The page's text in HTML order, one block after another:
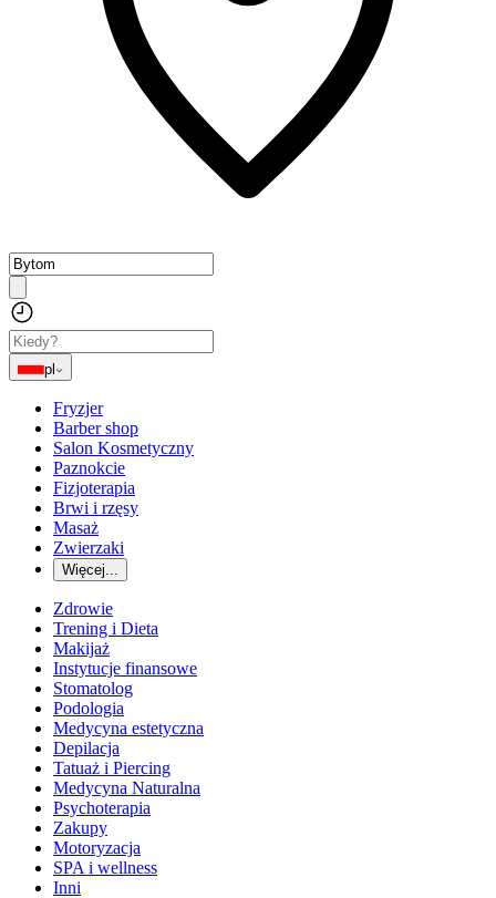
pl
Fryzjer
Barber shop
Salon Kosmetyczny
Paznokcie
Fizjoterapia
Brwi i rzęsy
Masaż
Zwierzaki
Więcej...
Zdrowie
Trening i Dieta
Makijaż
Instytucje finansowe
Stomatolog
Podologia
Medycyna estetyczna
Depilacja
Tatuaż i Piercing
Medycyna Naturalna
Psychoterapia
Zakupy
Motoryzacja
SPA i wellness
Inni